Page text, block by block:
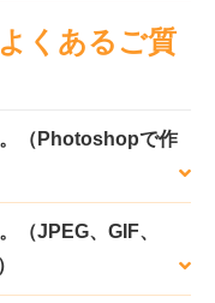
くあるご質
（Photoshopで作
（JPEG、GIF、